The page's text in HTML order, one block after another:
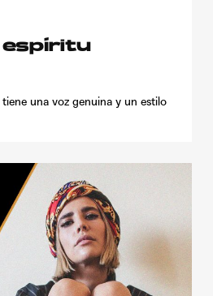
espíritu
una voz genuina y un estilo